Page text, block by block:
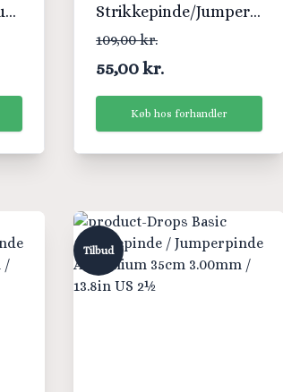
Strikkepinde/Jumperpinde
Træ 30cm 5,00mm /
11.8in US8
109,00 kr.
55,00 kr.
Køb hos forhandler
Tilbud